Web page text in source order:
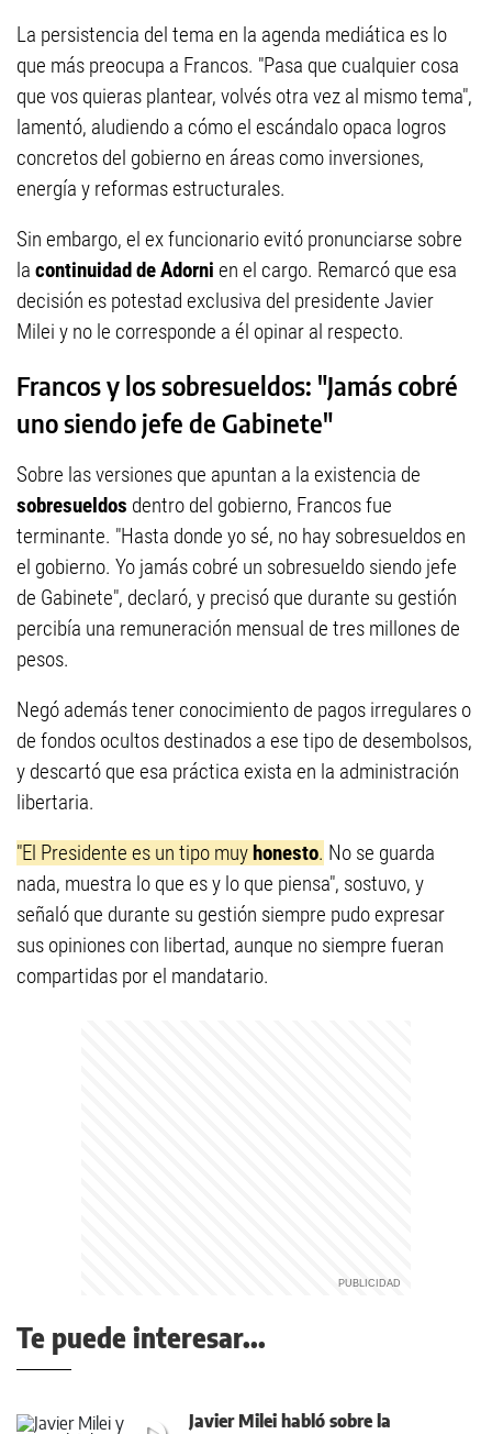
La persistencia del tema en la agenda mediática es lo
que más preocupa a Francos. "Pasa que cualquier cosa
que vos quieras plantear, volvés otra vez al mismo tema",
lamentó, aludiendo a cómo el escándalo opaca logros
concretos del gobierno en áreas como inversiones,
energía y reformas estructurales.
Sin embargo, el ex funcionario evitó pronunciarse sobre
la continuidad de Adorni en el cargo. Remarcó que esa
decisión es potestad exclusiva del presidente Javier
Milei y no le corresponde a él opinar al respecto.
Francos y los sobresueldos: "Jamás cobré
uno siendo jefe de Gabinete"
Sobre las versiones que apuntan a la existencia de
sobresueldos dentro del gobierno, Francos fue
terminante. "Hasta donde yo sé, no hay sobresueldos en
el gobierno. Yo jamás cobré un sobresueldo siendo jefe
de Gabinete", declaró, y precisó que durante su gestión
percibía una remuneración mensual de tres millones de
pesos.
Negó además tener conocimiento de pagos irregulares o
de fondos ocultos destinados a ese tipo de desembolsos,
y descartó que esa práctica exista en la administración
libertaria.
"El Presidente es un tipo muyhonesto. No se guarda
nada, muestra lo que es y lo que piensa", sostuvo, y
señaló que durante su gestión siempre pudo expresar
sus opiniones con libertad, aunque no siempre fueran
compartidas por el mandatario.
Te puede interesar...
Javier Milei habló sobre la